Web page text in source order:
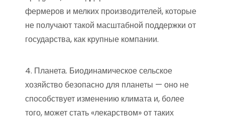
фермеров и мелких производителей, которые
не получают такой масштабной поддержки от
государства, как крупные компании.
4. Планета. Биодинамическое сельское
хозяйство безопасно для планеты — оно не
способствует изменению климата и, более
того, может стать «лекарством» от таких